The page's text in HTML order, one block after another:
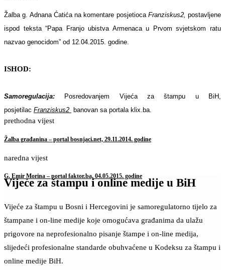
Žalba g. Adnana Ćatića na komentare posjetioca Franziskus2, postavljene
ispod teksta “Papa Franjo ubistva Armenaca u Prvom svjetskom ratu
nazvao genocidom” od 12.04.2015. godine.
ISHOD:
Samoregulacija: Posredovanjem Vijeća za štampu u BiH,
posjetilac Franziskus2 banovan sa portala klix.ba.
prethodna vijest
Žalba građanina – portal bosnjaci.net, 29.11.2014. godine
naredna vijest
G. Emir Morina – portal faktor.ba, 04.05.2015. godine
Vijeće za štampu i online medije u BiH
Vijeće za štampu u Bosni i Hercegovini je samoregulatorno tijelo za
štampane i on-line medije koje omogućava građanima da ulažu
prigovore na neprofesionalno pisanje štampe i on-line medija,
slijedeći profesionalne standarde obuhvaćene u Kodeksu za štampu i
online medije BiH.